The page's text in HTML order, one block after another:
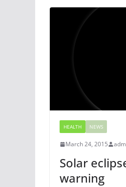
HEALTH NEWS
March 24, 2015
Solar
warning